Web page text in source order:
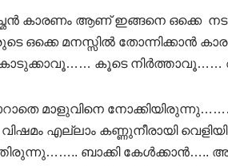
കാരണം ആണ് ഇങ്ങനെ ഒക്കെ
ഒക്കെ മനസ്സിൽ
കൊടുക്കാവൂ…… കൂടെ
മാളുവിനെ
വിഷമം എല്ലാം കണ്ണുനീരായി
ബാക്കി